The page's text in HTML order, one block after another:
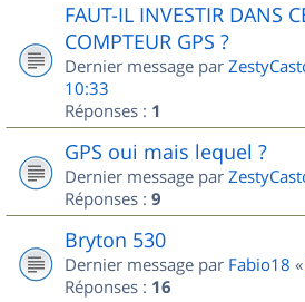
FAUT-IL INVESTIR DANS
COMPTEUR GPS ?
Dernier message par
10:33
Réponses : 1
GPS oui mais lequel ?
Dernier message par
Réponses : 9
Bryton 530
Dernier message par Fabio18 «
Réponses : 16